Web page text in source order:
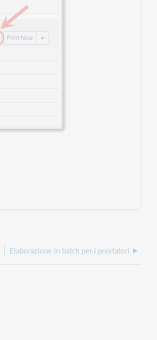
Elaborazione in batch per i prestatori